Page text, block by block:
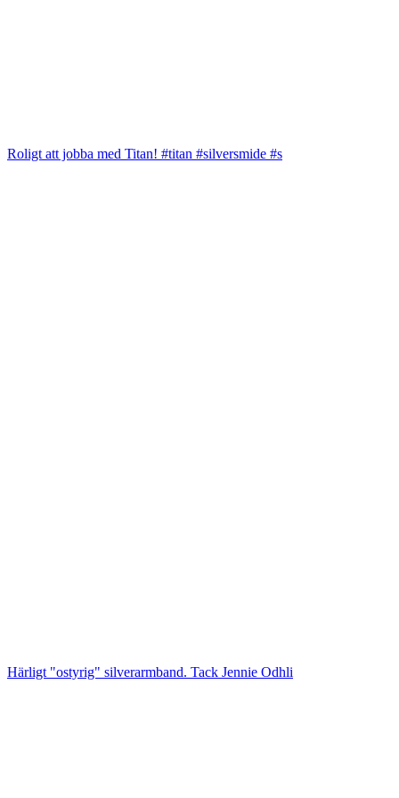
Roligt att jobba med Titan! #titan #silversmide #s
Härligt "ostyrig" silverarmband. Tack Jennie Odhli